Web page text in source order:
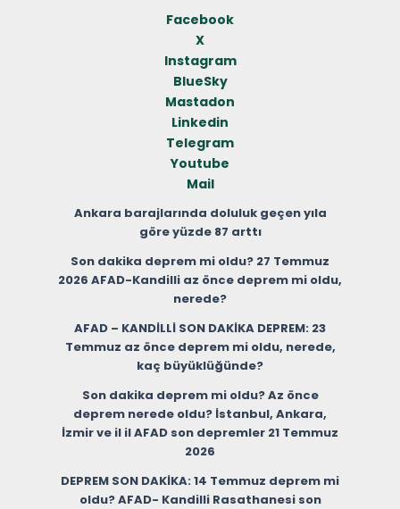
Facebook
X
Instagram
BlueSky
Mastadon
Linkedin
Telegram
Youtube
Mail
Ankara barajlarında doluluk geçen yıla
göre yüzde 87 arttı
Son dakika deprem mi oldu? 27 Temmuz
2026 AFAD-Kandilli az önce deprem mi oldu,
nerede?
AFAD – KANDİLLİ SON DAKİKA DEPREM: 23
Temmuz az önce deprem mi oldu, nerede,
kaç büyüklüğünde?
Son dakika deprem mi oldu? Az önce
deprem nerede oldu? İstanbul, Ankara,
İzmir ve il il AFAD son depremler 21 Temmuz
2026
DEPREM SON DAKİKA: 14 Temmuz deprem mi
oldu? AFAD- Kandilli Rasathanesi son